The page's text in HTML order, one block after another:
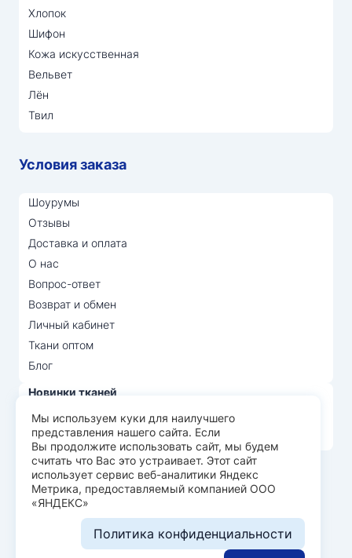
Хлопок
Шифон
Кожа искусственная
Вельвет
Лён
Твил
Условия заказа
Шоурумы
Отзывы
Доставка и оплата
О нас
Вопрос-ответ
Возврат и обмен
Личный кабинет
Ткани оптом
Блог
Новинки тканей
Распродажа тканей
Лидеры продаж
© Арт Текс — продажа тканей оптом, 2026
Пользовательское соглашение
Политика конфиденциальности
Разработка сайта —
Мы используем куки для наилучшего
представления нашего сайта. Если
Вы продолжите использовать сайт, мы будем
считать что Вас это устраивает. Этот сайт
использует сервис веб-аналитики Яндекс
Метрика, предоставляемый компанией ООО
«ЯНДЕКС»
Политика конфиденциальности